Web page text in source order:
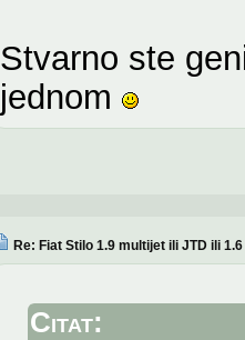
Stvarno ste
jednom
Re: Fiat Stilo 1.9 multijet ili JTD ili
Citat: